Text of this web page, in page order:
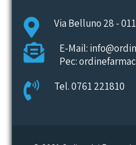
Via Belluno 28 -
E-Mail:
Pec:
Tel. 0761 221810